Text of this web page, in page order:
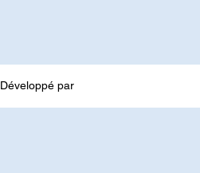
Développé par